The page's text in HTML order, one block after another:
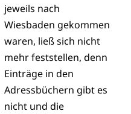
jeweils nach
Wiesbaden gekommen
waren, ließ sich nicht
mehr feststellen, denn
Einträge in den
Adressbüchern gibt es
nicht und die